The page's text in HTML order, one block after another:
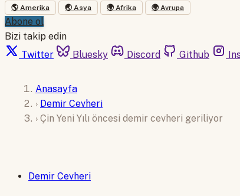
🌎 Amerika 🌏 Asya 🌍 Afrika 🌍 Avrupa
Abone ol
Bizi takip edin
Twitter
Bluesky Discord Github
Anasayfa
› Demir Cevheri
› Çin Yeni Yılı öncesi demir cevheri geriliyor
Demir Cevheri